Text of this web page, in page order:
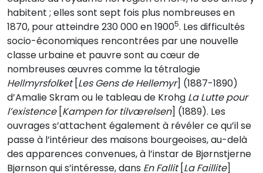
habitent ; elles sont sept fois plus nombreuses en
1870, pour atteindre 230 000 en 19005. Les difficultés
socio-économiques rencontrées par une nouvelle
classe urbaine et pauvre sont au cœur de
nombreuses œuvres comme la tétralogie
Hellmyrsfolket[Les Gens de Hellemyr] (1887-1890)
d’Amalie Skram ou le tableau de Krohg La Lutte pour
l’existence[Kampen for tilværelsen] (1889). Les
ouvrages s’attachent également à révéler ce qu’il se
passe à l’intérieur des maisons bourgeoises, au-delà
des apparences convenues, à l’instar de Bjørnstjerne
Bjørnson qui s’intéresse, dans En Fallit[La Faillite]